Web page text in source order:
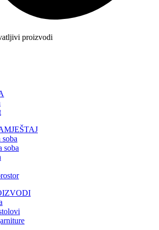
proizvodi
soba